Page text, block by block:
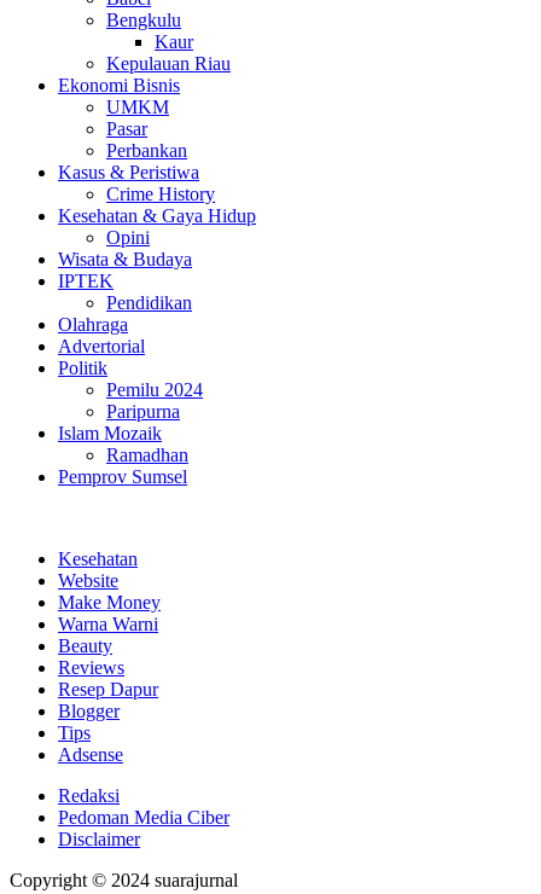
Bengkulu
Kaur
Kepulauan Riau
Ekonomi Bisnis
UMKM
Pasar
Perbankan
Kasus & Peristiwa
Crime History
Kesehatan & Gaya Hidup
Opini
Wisata & Budaya
IPTEK
Pendidikan
Olahraga
Advertorial
Politik
Pemilu 2024
Paripurna
Islam Mozaik
Ramadhan
Pemprov Sumsel
Kesehatan
Website
Make Money
Warna Warni
Beauty
Reviews
Resep Dapur
Blogger
Tips
Adsense
Redaksi
Pedoman Media Ciber
Disclaimer
Copyright © 2024 suarajurnal